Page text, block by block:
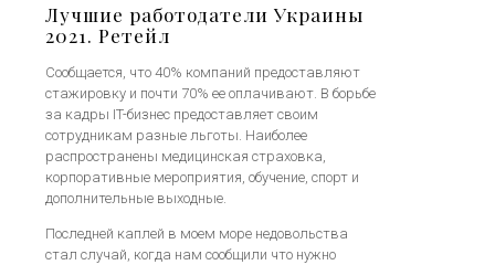
Лучшие работодатели Украины
2021. Ретейл
Сообщается, что 40% компаний предоставляют
стажировку и почти 70% ее оплачивают. В борьбе
за кадры IT-бизнес предоставляет своим
сотрудникам разные льготы. Наиболее
распространены медицинская страховка,
корпоративные мероприятия, обучение, спорт и
дополнительные выходные.
Последней каплей в моем море недовольства
стал случай, когда нам сообщили что нужно